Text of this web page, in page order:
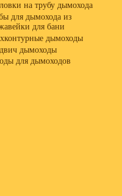
на трубу дымохода
для дымохода из
для бани
дымоходы
дымоходы
для дымоходов